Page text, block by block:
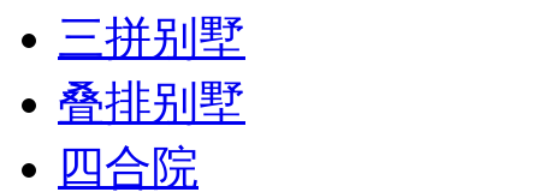
三拼别墅
叠排别墅
四合院